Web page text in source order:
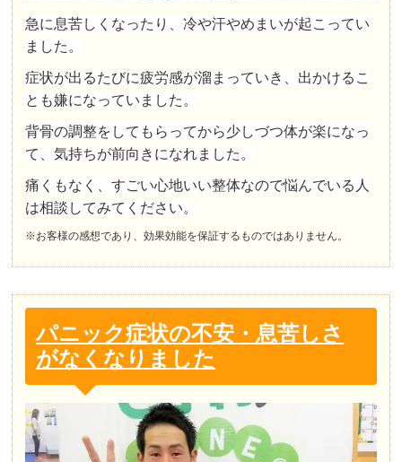
急に息苦しくなったり、冷や汗やめまいが起こってい
ました。
症状が出るたびに疲労感が溜まっていき、出かけるこ
とも嫌になっていました。
背骨の調整をしてもらってから少しづつ体が楽になっ
て、気持ちが前向きになれました。
痛くもなく、すごい心地いい整体なので悩んでいる人
は相談してみてください。
※お客様の感想であり、効果効能を保証するものではありません。
パニック症状の不安・息苦しさ
がなくなりました